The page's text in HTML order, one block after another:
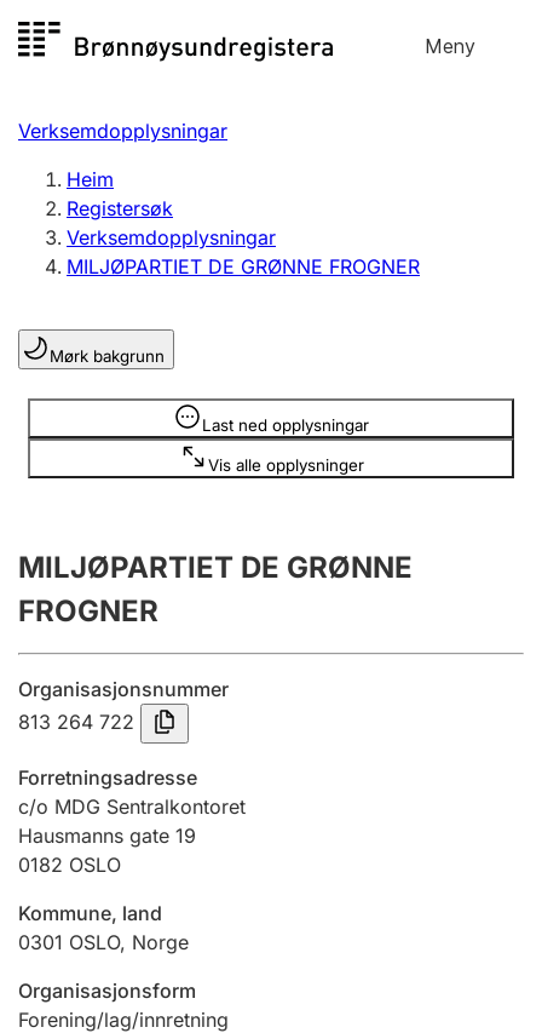
til
Meny
Registersøk
Aksjeselskap
Enkeltpersonføretak
Registrere, endre, slette
Lag og foreining
Registrere, endre, slette
Årsrekneskap
Innsending og forseinkingsgebyr
Tinglysing
Jeger
Betaling og jegeravgiftskort
Ektepaktrettleiaren
Andre tema
Verksemdopplysningar
Heim
Registersøk
Verksemdopplysningar
MILJØPARTIET DE GRØNNE FROGNER
Mørk bakgrunn
Last ned opplysningar
Vis alle opplysninger
Opplysninger er skjult
MILJØPARTIET DE GRØNNE
FROGNER
Organisasjonsnummer
813 264 722
Forretningsadresse
c/o MDG Sentralkontoret
Hausmanns gate 19
0182 OSLO
Kommune, land
0301 OSLO, Norge
Organisasjonsform
Forening/lag/innretning